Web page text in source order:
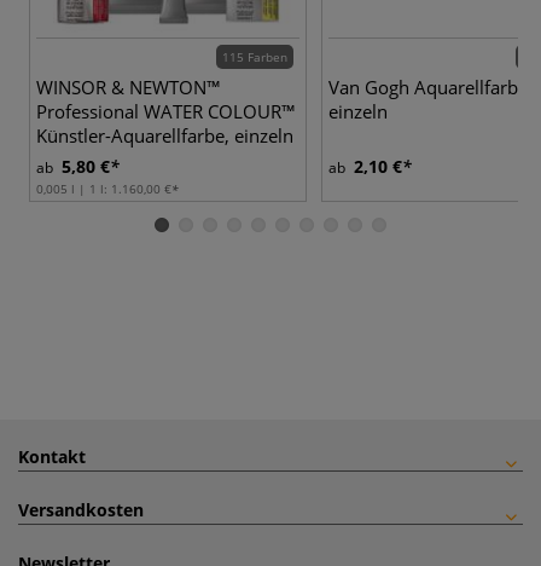
115 Farben
WINSOR & NEWTON™
Professional WATER COLOUR™
Künstler-Aquarellfarbe, einzeln
ab 5,80 €
0,005 l | 1 l: 1.160,00 €
Van Gogh
einzeln
ab 2,10 €
Kontakt
Versandkosten